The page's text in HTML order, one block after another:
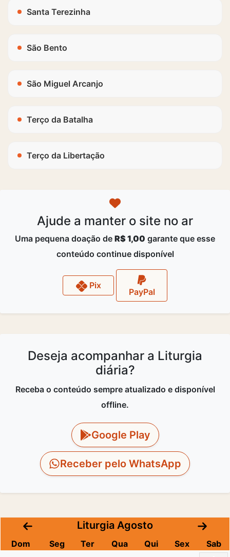
Santa Terezinha
São Bento
São Miguel Arcanjo
Terço da Batalha
Terço da Libertação
Ajude a manter o site no ar
Uma pequena doação de R$ 1,00 garante que esse
conteúdo continue disponível
Pix
PayPal
Deseja acompanhar a Liturgia
diária?
Receba o conteúdo sempre atualizado e disponível
offline.
Google Play
Receber pelo WhatsApp
Liturgia Agosto
Dom Seg Ter Qua Qui Sex
Sab